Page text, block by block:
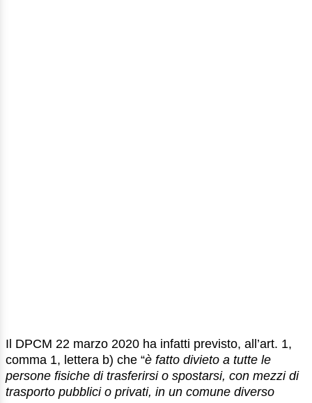
Il DPCM 22 marzo 2020 ha infatti previsto, all’art. 1,
comma 1, lettera b) che “è fatto divieto a tutte le
persone fisiche di trasferirsi o spostarsi, con mezzi di
trasporto pubblici o privati, in un comune diverso